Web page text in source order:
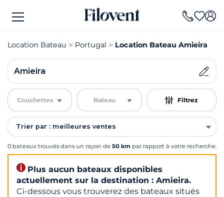
Location Bateau Portugal Location Bateau Amieira
Amieira
Couchettes Bateau Filtrez
Trier par : meilleures ventes
0 bateaux trouvés dans un rayon de 50 km par rapport à votre recherche.
Plus aucun bateaux disponibles
actuellement sur la destination : Amieira.
Ci-dessous vous trouverez des bateaux situés